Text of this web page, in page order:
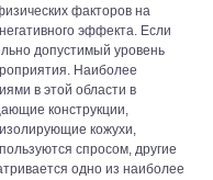
факторов на
эффекта. Если
допустимый уровень
Наиболее
в этой области в
конструкции,
кожухи,
спросом, другие
одно из наиболее